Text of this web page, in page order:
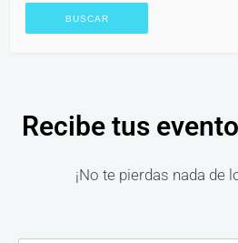
Recibe tus
¡No te pierdas nada de